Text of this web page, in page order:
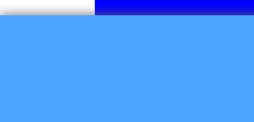
48/72H00.